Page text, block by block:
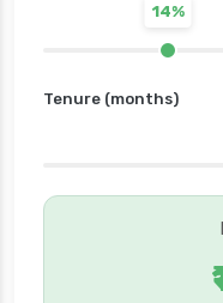
14%
Tenure (months)